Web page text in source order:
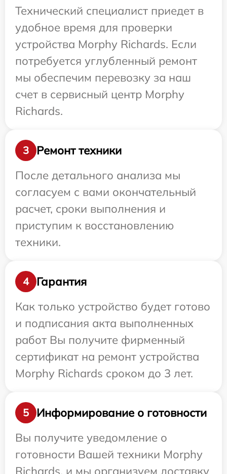
Технический специалист приедет в
удобное время для проверки
устройства Morphy Richards. Если
потребуется углубленный ремонт
мы обеспечим перевозку за наш
счет в сервисный центр Morphy
Richards.
3
Ремонт техники
После детального анализа мы
согласуем с вами окончательный
расчет, сроки выполнения и
приступим к восстановлению
техники.
4
Гарантия
Как только устройство будет готово
и подписания акта выполненных
работ Вы получите фирменный
сертификат на ремонт устройства
Morphy Richards сроком до 3 лет.
5
Информирование о готовности
Вы получите уведомление о
готовности Вашей техники Morphy
Richards, и мы организуем доставку